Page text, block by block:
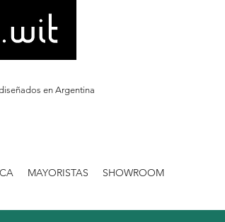
en Argentina
MAYORISTAS SHOWROOM